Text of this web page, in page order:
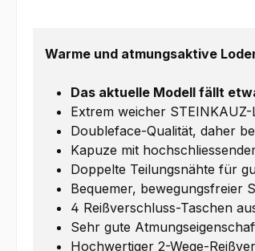
Warme und atmungsaktive
Das aktuelle Modell fällt
Extrem weicher
Doubleface-Qualität, daher
Kapuze mit
Doppelte Teilungsnähte für
Bequemer, bewegungsfreier
4 Reißverschluss-Taschen
Sehr gute
Hochwertiger 2-Wege-